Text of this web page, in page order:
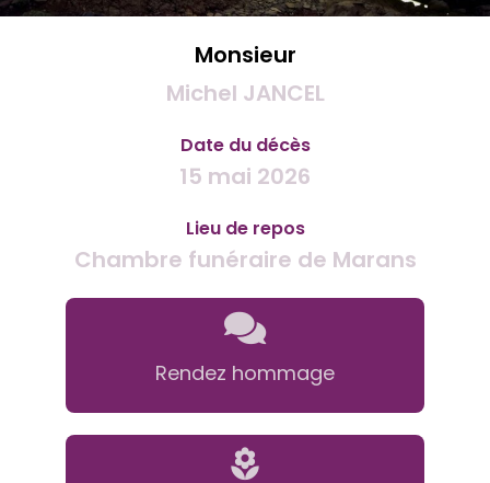
Monsieur
Michel JANCEL
Date du décès
15 mai 2026
Lieu de repos
Chambre funéraire de Marans
Rendez hommage